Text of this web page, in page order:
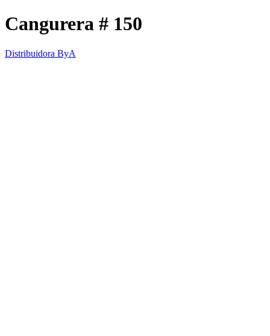
Cangurera # 150
Distribuidora ByA